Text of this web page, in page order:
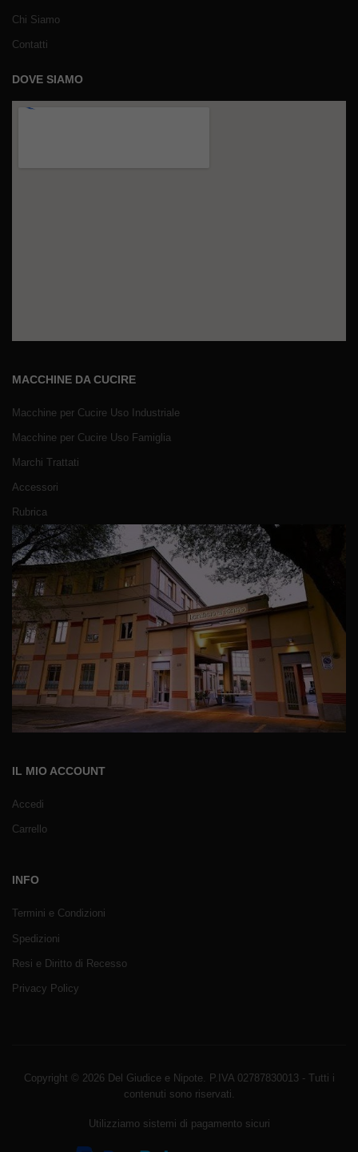
Chi Siamo
Contatti
DOVE SIAMO
MACCHINE DA CUCIRE
Macchine per Cucire Uso Industriale
Macchine per Cucire Uso Famiglia
Marchi Trattati
Accessori
Rubrica
IL MIO ACCOUNT
Accedi
Carrello
INFO
Termini e Condizioni
Spedizioni
Resi e Diritto di Recesso
Privacy Policy
Copyright © 2026 Del Giudice e Nipote. P.IVA 02787830013 - Tutti i
contenuti sono riservati.
Utilizziamo sistemi di pagamento sicuri